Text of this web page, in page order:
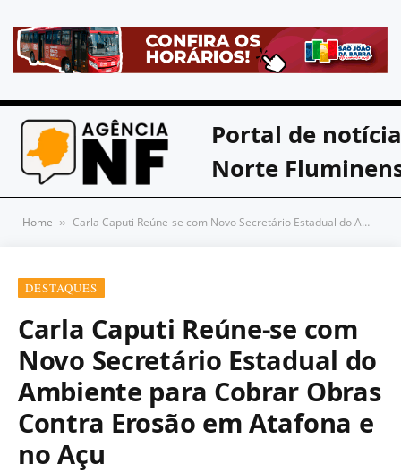
Portal de
Norte
Home » Carla Caputi Reúne-se com Novo Secretário Estadual do Ambiente para Cobrar Obras Contra Erosão em Atafona e no Açu
DESTAQUES
Carla Caputi Reúne-se com
Novo Secretário Estadual do
Ambiente para Cobrar Obras
Contra Erosão em Atafona e
no Açu